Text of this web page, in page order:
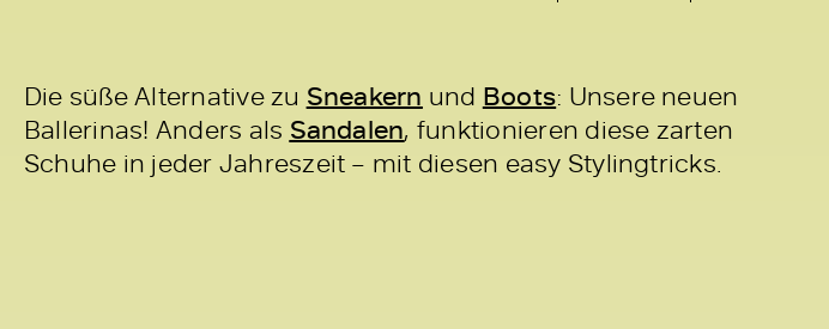
Die süße Alternative zu Sneakern und Boots: Unsere neuen
Ballerinas! Anders als Sandalen, funktionieren diese zarten
Schuhe in jeder Jahreszeit – mit diesen easy Stylingtricks.